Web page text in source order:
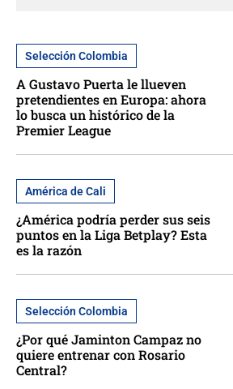
Selección Colombia
A Gustavo Puerta le llueven
pretendientes en Europa: ahora
lo busca un histórico de la
Premier League
América de Cali
¿América podría perder sus seis
puntos en la Liga Betplay? Esta
es la razón
Selección Colombia
¿Por qué Jaminton Campaz no
quiere entrenar con Rosario
Central?